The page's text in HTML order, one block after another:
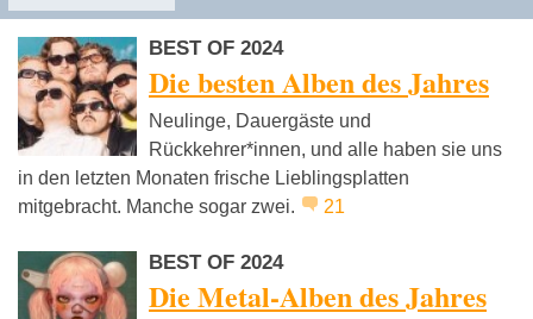
BEST OF 2024
Die besten Alben des Jahres
Neulinge, Dauergäste und
Rückkehrer*innen, und alle haben sie uns
in den letzten Monaten frische Lieblingsplatten
mitgebracht. Manche sogar zwei.
21
BEST OF 2024
Die Metal-Alben des Jahres